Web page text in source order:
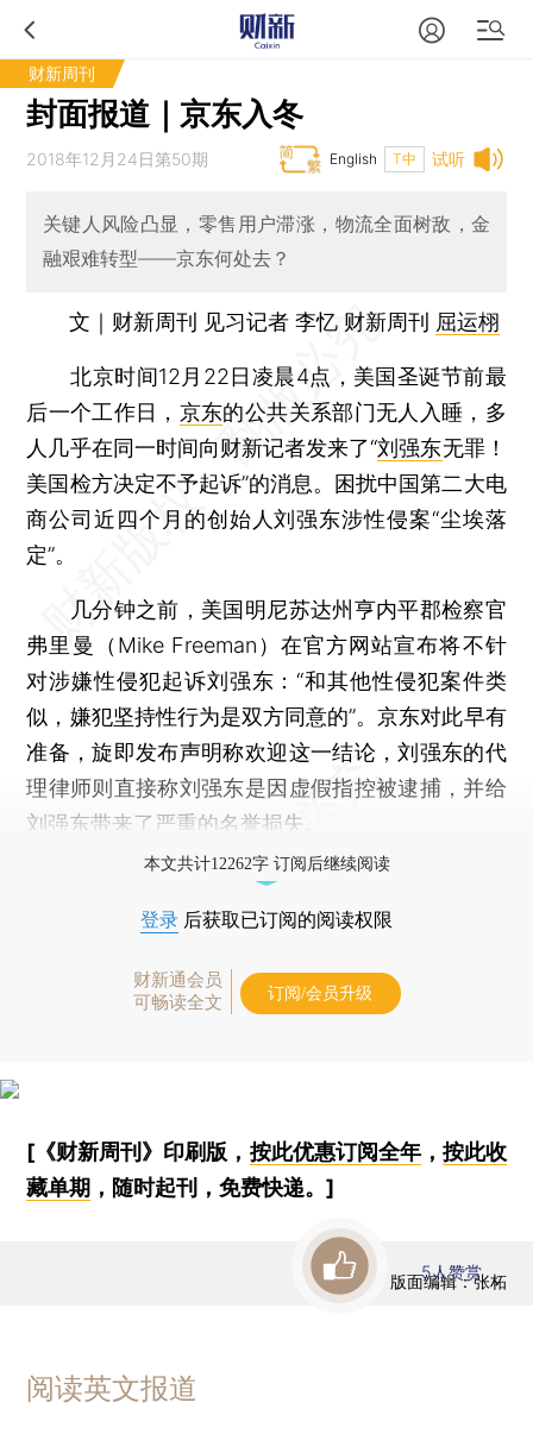
财新周刊
封面报道｜京东入冬
试听
2018年12月24日第50期 T中
English
关键人风险凸显，零售用户滞涨，物流全面树敌，金
融艰难转型——京东何处去？
文｜财新周刊 见习记者 李忆 财新周刊 屈运栩
北京时间12月22日凌晨4点，美国圣诞节前最
后一个工作日， 京东的公共关系部门无人入睡，多
人几乎在同一时间向财新记者发来了“刘强东无罪！
美国检方决定不予起诉”的消息。困扰中国第二大电
商公司近四个月的创始人刘强东涉性侵案“尘埃落
定”。
几分钟之前，美国明尼苏达州亨内平郡检察官
弗里曼（Mike Freeman）在官方网站宣布将不针
对涉嫌性侵犯起诉刘强东：“和其他性侵犯案件类
似，嫌犯坚持性行为是双方同意的”。京东对此早有
准备，旋即发布声明称欢迎这一结论，刘强东的代
理律师则直接称刘强东是因虚假指控被逮捕，并给
刘强东带来了严重的名誉损失。
本文共计12262字 订阅后继续阅读
登录 后获取已订阅的阅读权限
财新通会员
可畅读全文
订阅/会员升级
[《财新周刊》印刷版， 按此优惠订阅全年， 按此收
藏单期 ，随时起刊，免费快递。]
版面编辑：张柘
5人赞赏
阅读英文报道